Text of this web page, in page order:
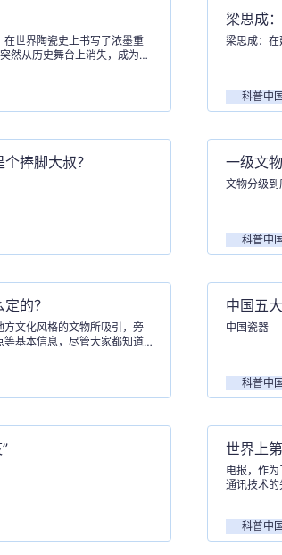
世界陶瓷史上书写了浓墨重
然从历史舞台上消失，成为绝
梁思成
梁思成：在
科普中国
捧脚大叔？ 一级文
文物分级到
科普中国
的？
文化风格的文物所吸引，旁
基本信息，尽管大家都知道
中国五
中国瓷器
科普中国
世界上
电报，作
通讯技术的
科普中国